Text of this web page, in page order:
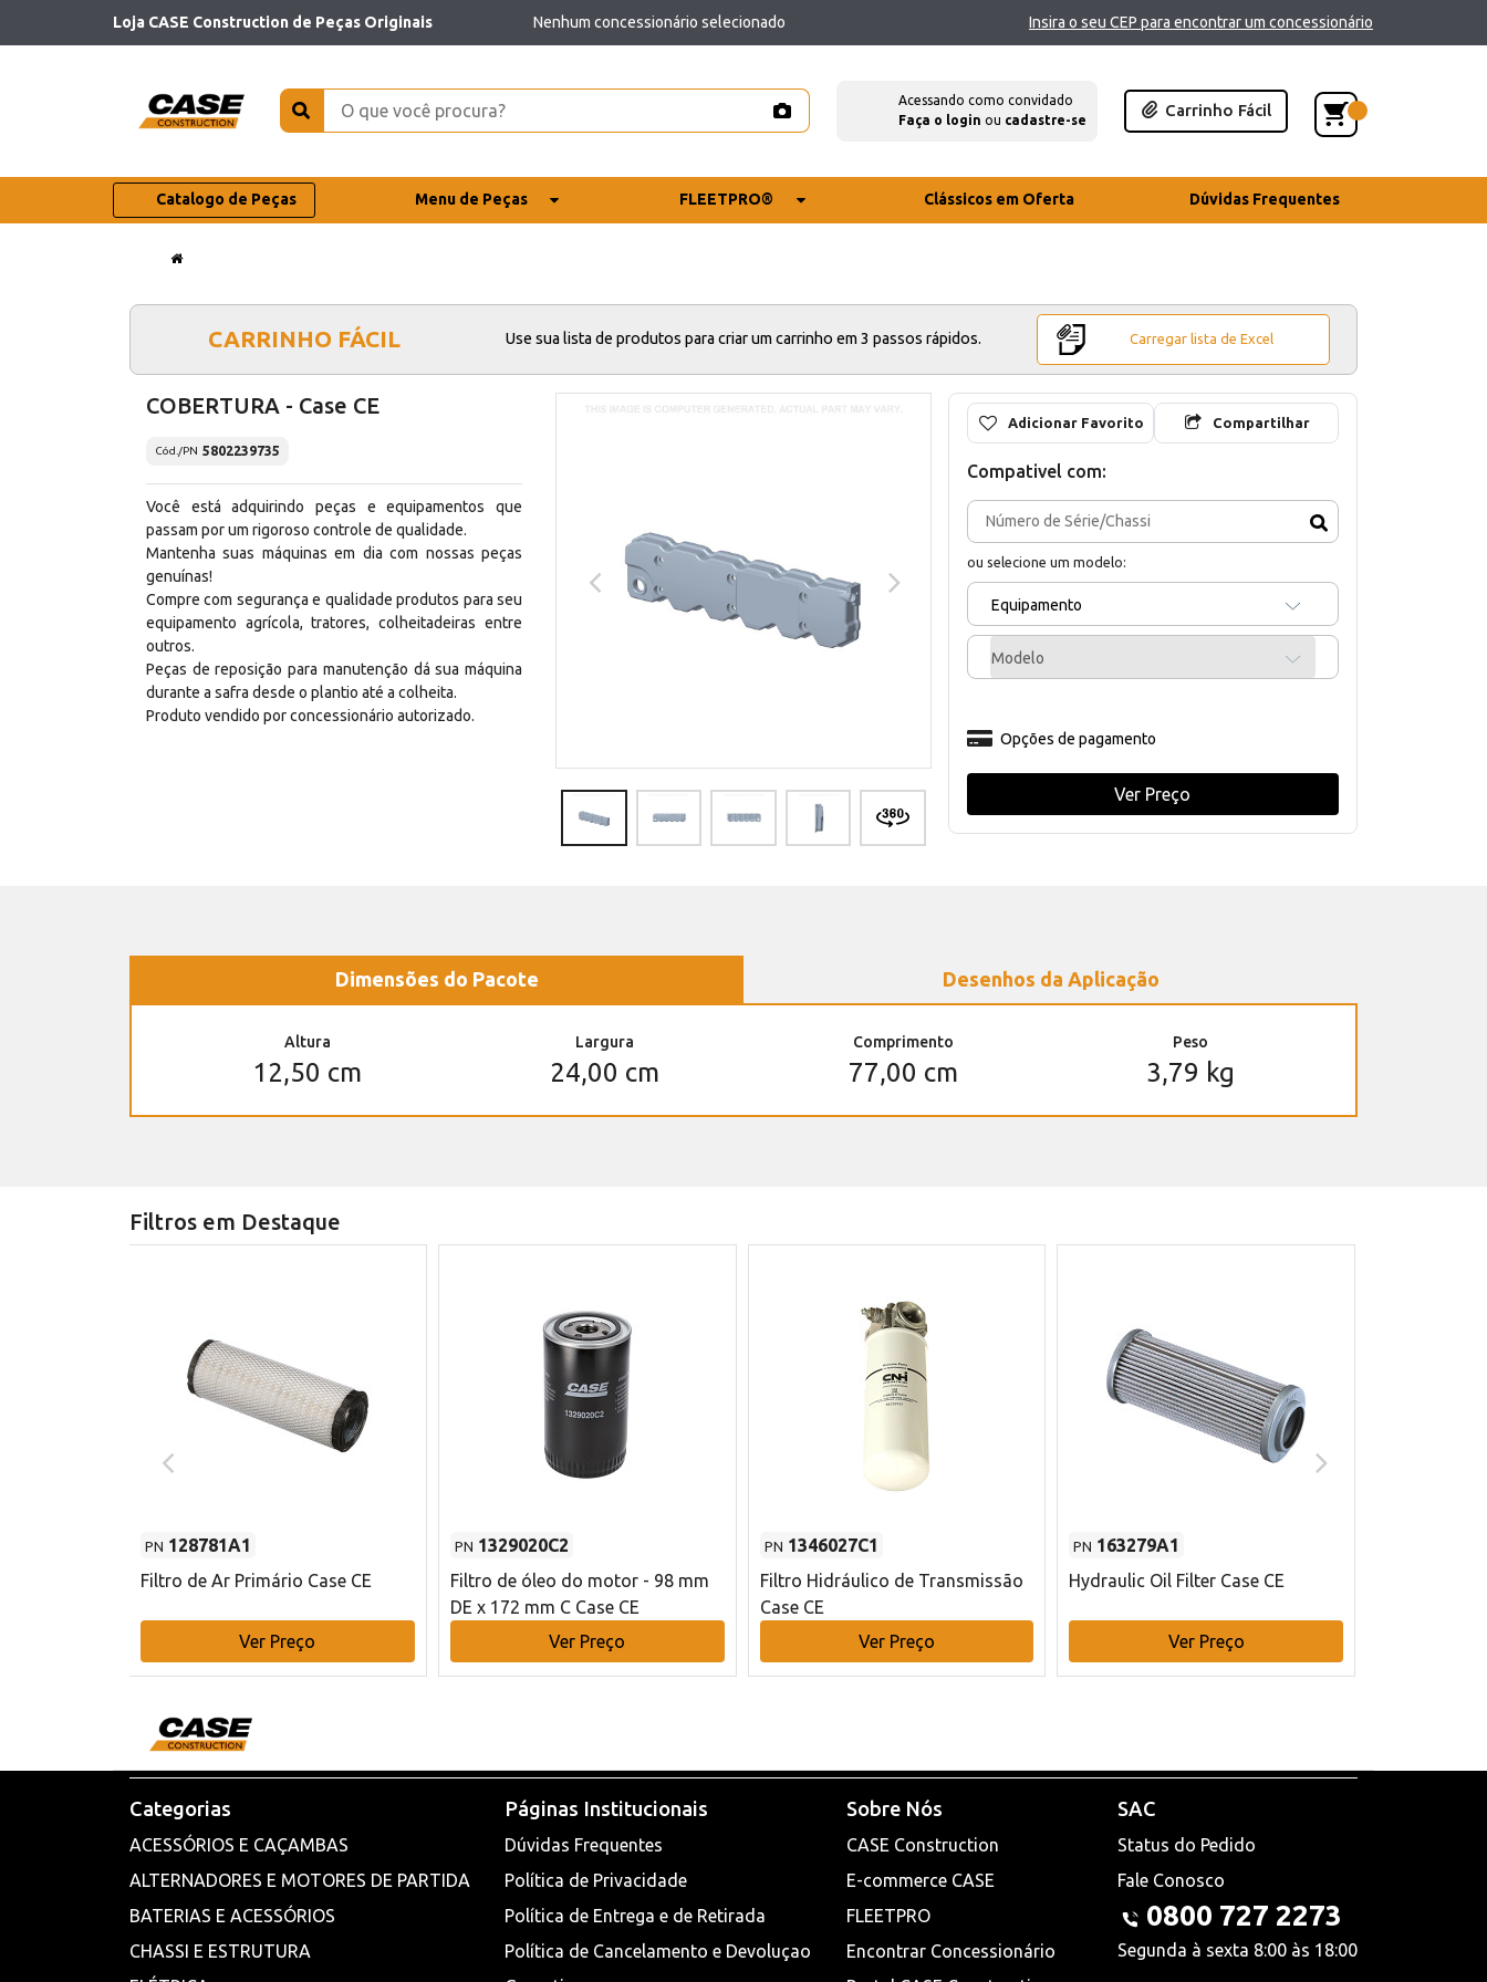
Loja CASE Construction de Peças Originais Nenhum concessionário selecionado Insira o seu CEP para encontrar um concessionário
Acessando como convidado
Faça o login ou cadastre-se
Carrinho Fácil
Catalogo de Peças Menu de Peças FLEETPRO® Clássicos em Oferta Dúvidas Frequentes
CARRINHO FÁCIL Use sua lista de produtos para criar um carrinho em 3 passos rápidos. Carregar lista de Excel
COBERTURA - Case CE
Cód./PN 5802239735
Você está adquirindo peças e equipamentos que
passam por um rigoroso controle de qualidade.
Mantenha suas máquinas em dia com nossas peças
genuínas!
Compre com segurança e qualidade produtos para seu
equipamento agrícola, tratores, colheitadeiras entre
outros.
Peças de reposição para manutenção dá sua máquina
durante a safra desde o plantio até a colheita.
Produto vendido por concessionário autorizado.
Adicionar Favorito Compartilhar
Compativel com:
ou selecione um modelo:
Equipamento
Modelo
Opções de pagamento
Ver Preço
Dimensões do Pacote Desenhos da Aplicação
Altura
12,50 cm
Largura
24,00 cm
Comprimento
77,00 cm
Peso
3,79 kg
Filtros em Destaque
PN 128781A1
Filtro de Ar Primário Case CE
Ver Preço
PN 1329020C2
Filtro de óleo do motor - 98 mm
DE x 172 mm C Case CE
Ver Preço
PN 1346027C1
Filtro Hidráulico de Transmissão
Case CE
Ver Preço
PN 163279A1
Hydraulic Oil Filter Case CE
Ver Preço
Categorias
ACESSÓRIOS E CAÇAMBAS
ALTERNADORES E MOTORES DE PARTIDA
BATERIAS E ACESSÓRIOS
CHASSI E ESTRUTURA
Páginas Institucionais
Dúvidas Frequentes
Política de Privacidade
Política de Entrega e de Retirada
Política de Cancelamento e Devoluçao
Sobre Nós
CASE Construction
E-commerce CASE
FLEETPRO
Encontrar Concessionário
SAC
Status do Pedido
Fale Conosco
0800 727 2273
Segunda à sexta 8:00 às 18:00